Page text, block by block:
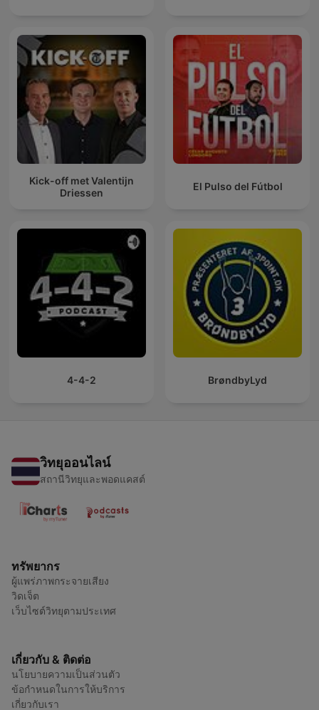
Kick-off met Valentijn
Driessen
El Pulso del Fútbol
4-4-2 BrøndbyLyd
วิทยุออนไลน์
สถานีวิทยุและพอดแคสต์
ทรัพยากร
ผู้แพร่ภาพกระจายเสียง
วิดเจ็ต
เว็บไซต์วิทยุตามประเทศ
เกี่ยวกับ & ติดต่อ
นโยบายความเป็นส่วนตัว
ข้อกำหนดในการให้บริการ
เกี่ยวกับเรา